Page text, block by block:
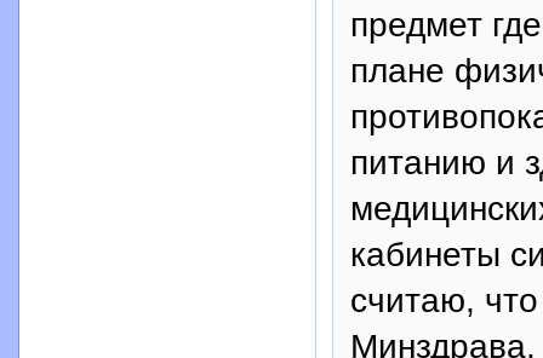
предмет
плане
питанию и
кабинеты
считаю,